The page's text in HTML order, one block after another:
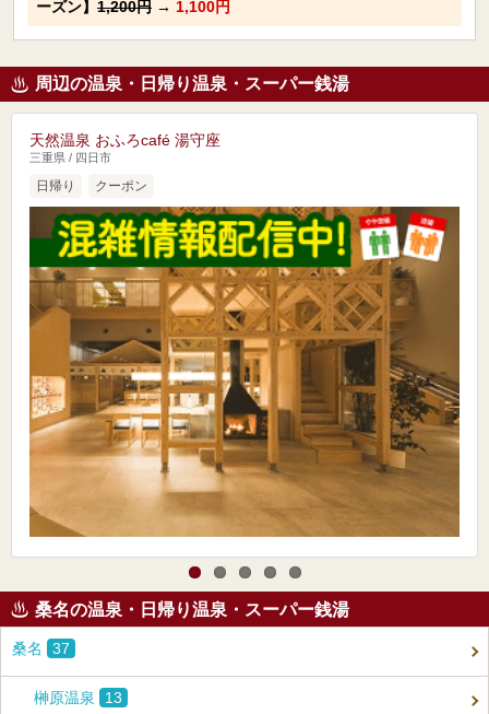
ーズン】 1,200円 → 1,100円
周辺の温泉・日帰り温泉・スーパー銭湯
天然温泉 おふろcafé 湯守座
三重県 / 四日市
日帰り クーポン
桑名の温泉・日帰り温泉・スーパー銭湯
桑名 37
榊原温泉 13